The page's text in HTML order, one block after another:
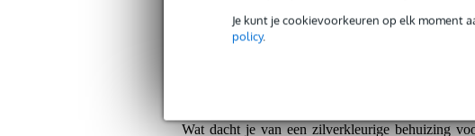
Je kunt je cookievoorkeuren op elk moment
policy.
Bax Music Garantie
: Op dit product krijg je 3 jaar Bax
Wat dacht je van een zilverkleurige behuizing